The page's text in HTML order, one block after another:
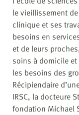
le vieillissement
clinique et ses
besoins en
et de leurs
soins à domicile
les besoins des
Récipiendaire
IRSC, la docteure
fondation Michael